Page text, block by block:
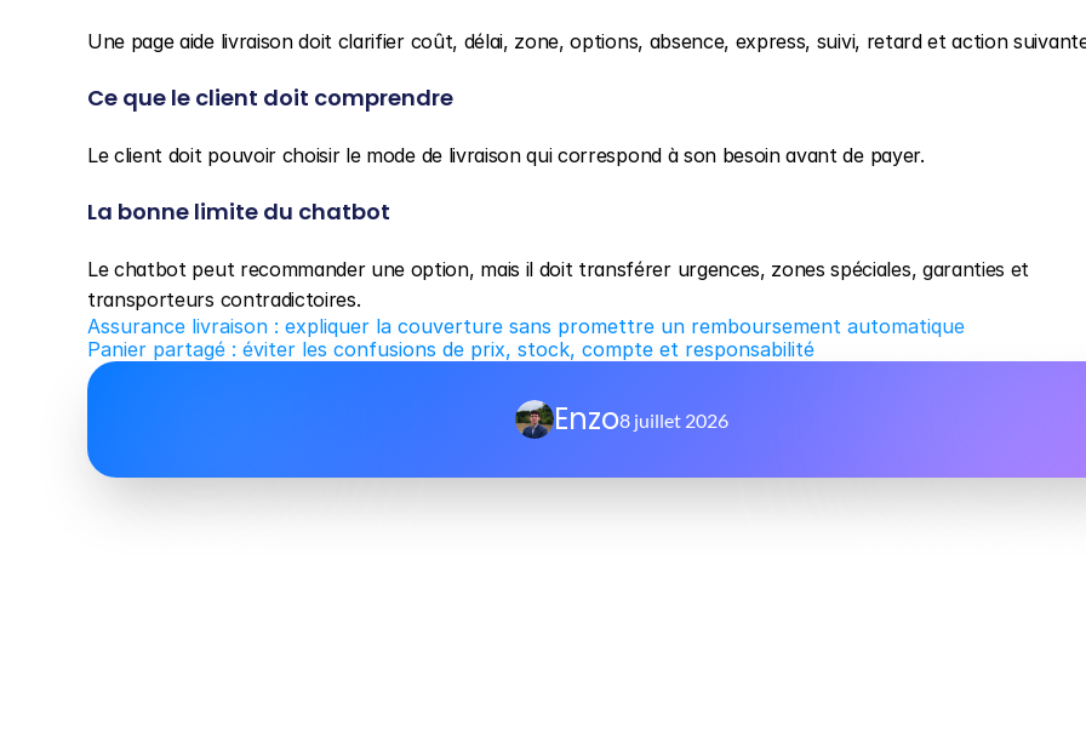
Une page aide livraison doit clarifier coût, délai, zone, options, absence, express, suivi, retard et action
Ce que le client doit comprendre
Le client doit pouvoir choisir le mode de livraison qui correspond à son besoin avant de payer.
La bonne limite du chatbot
Le chatbot peut recommander une option, mais il doit transférer urgences, zones spéciales, garanties et
transporteurs contradictoires.
Assurance livraison : expliquer la couverture sans promettre un remboursement automatique
Panier partagé : éviter les confusions de prix, stock, compte et responsabilité
Enzo8 juillet 2026